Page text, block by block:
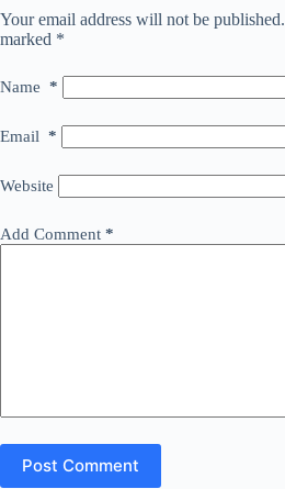
Your email address will not be published.
marked *
Name *
Email *
Website
Add Comment *
Post Comment